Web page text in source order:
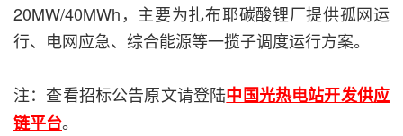
20MW/40MWh，主要为扎布耶碳酸锂厂提供孤网运
行、电网应急、综合能源等一揽子调度运行方案。
注：查看招标公告原文请登陆中国光热电站开发供应
链平台。